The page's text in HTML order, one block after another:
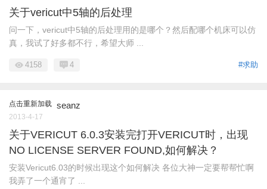
关于vericut中5轴的后处理
问一下，vericut中5轴的后处理用的是哪个？然后配哪个机床可以仿
真，我试了好多都不行，希望大师 ...
#求助
4158 4
点击重新加载 seanz
2013-4-17
关于VERICUT 6.0.3安装完打开VERICUT时，出现
NO LICENSE SERVER FOUND,如何解决？
安装Vericut6.03的时候出现这个如何解决 各位大神一定要帮帮忙啊
我弄了一个通宵了 ...